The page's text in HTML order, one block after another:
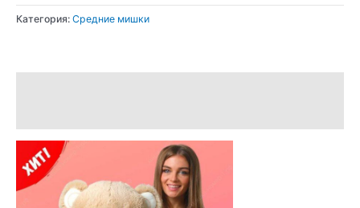
Категория: Средние мишки